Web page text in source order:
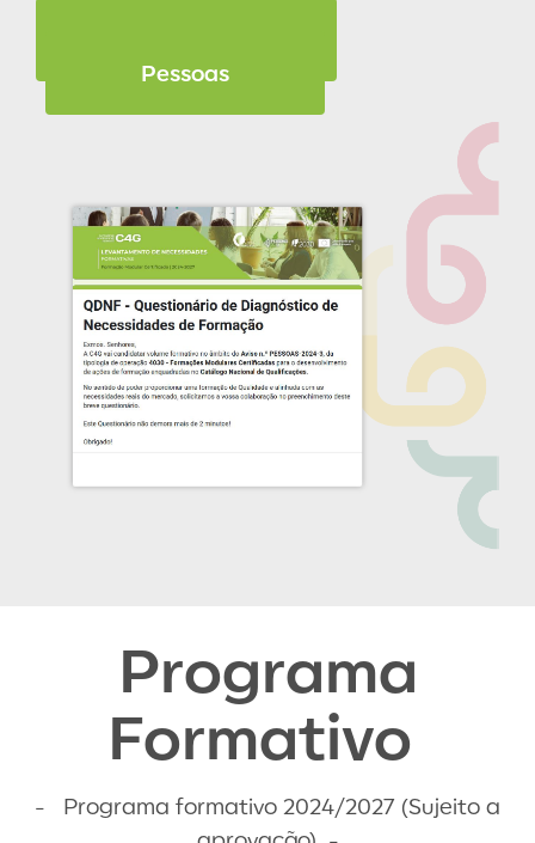
Pessoas
Programa
Formativo
- Programa formativo 2024/2027 (Sujeito a